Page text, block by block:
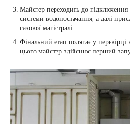
Майстер переходить до підключення
системи водопостачання, а далі
газової магістралі.
Фінальний етап полягає у перевірці
цього майстер здійснює перший